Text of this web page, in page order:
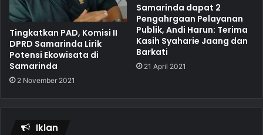
Tingkatkan PAD, Komisi II
DPRD Samarinda Lirik
Potensi Ekowisata di
Samarinda
2 November 2021
Samarinda dapat 2
Pengahrgaan Pelayanan
Publik, Andi Harun: Terima
Kasih Syaharie Jaang dan
Barkati
21 April 2021
Iklan